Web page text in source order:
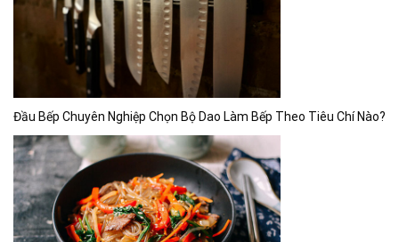
Đầu Bếp Chuyên Nghiệp Chọn Bộ Dao Làm Bếp Theo Tiêu Chí Nào?